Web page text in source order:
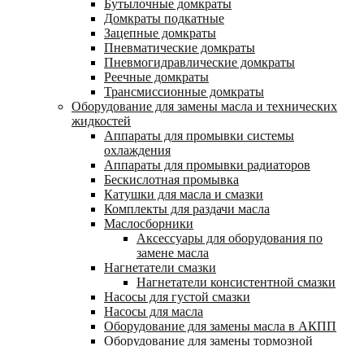
Бутылочные домкраты
Домкраты подкатные
Зацепные домкраты
Пневматические домкраты
Пневмогидравлические домкраты
Реечные домкраты
Трансмиссионные домкраты
Оборудование для замены масла и технических
жидкостей
Аппараты для промывки системы
охлаждения
Аппараты для промывки радиаторов
Бескислотная промывка
Катушки для масла и смазки
Комплекты для раздачи масла
Маслосборники
Аксессуары для оборудования по
замене масла
Нагнетатели смазки
Нагнетатели консистентной смазки
Насосы для густой смазки
Насосы для масла
Оборудование для замены масла в АКПП
Оборудование для замены тормозной